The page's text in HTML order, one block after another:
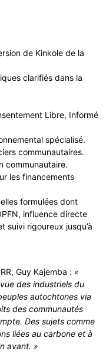
de Kinkole de la
clarifiés dans la
Libre, Informé
spécialisé.
communautaires.
communautaire.
les financements
formulées dont
influence directe
suivi rigoureux jusqu’à
Guy Kajemba : «
des industriels du
autochtones via
des communautés
Des sujets comme
liées au carbone et à
avant. »